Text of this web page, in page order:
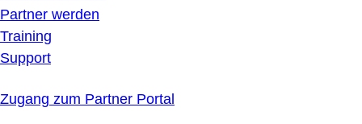
Partner werden
Training
Support
Zugang zum Partner Portal